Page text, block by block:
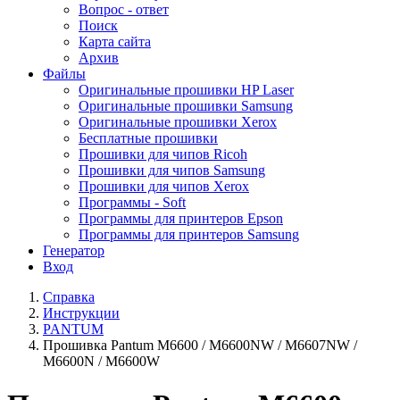
Вопрос - ответ
Поиск
Карта сайта
Архив
Файлы
Оригинальные прошивки HP Laser
Оригинальные прошивки Samsung
Оригинальные прошивки Xerox
Бесплатные прошивки
Прошивки для чипов Ricoh
Прошивки для чипов Samsung
Прошивки для чипов Xerox
Программы - Soft
Программы для принтеров Epson
Программы для принтеров Samsung
Генератор
Вход
Справка
Инструкции
PANTUM
Прошивка Pantum M6600 / M6600NW / M6607NW /
M6600N / M6600W